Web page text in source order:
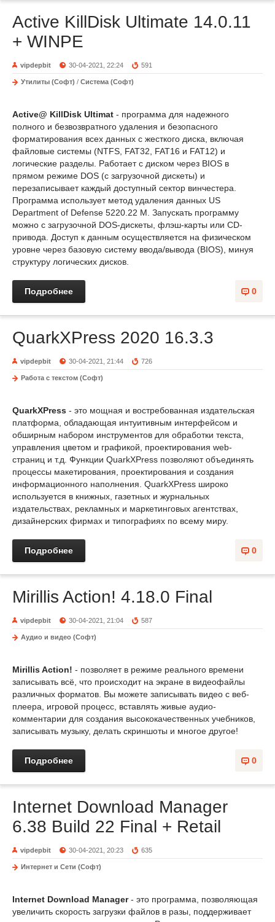
Active KillDisk Ultimate 14.0.11
+ WINPE
vipdepbit 30-04-2021, 22:24 591
Утилиты (Софт) / Система (Софт)
Active@ KillDisk Ultimat - программа для надежного
полного и безвозвратного удаления и безопасного
форматирования всех данных с жесткого диска, включая
файловые системы (NTFS, FAT32, FAT16 и FAT12) и
логические разделы. Работает с диском через BIOS в
прямом режиме DOS (с загрузочной дискеты) и
перезаписывает каждый доступный сектор винчестера.
Программа использует метод удаления данных US
Department of Defense 5220.22 M. Запускать программу
можно с загрузочной DOS-дискеты, флэш-карты или CD-
привода. Доступ к данным осуществляется на физическом
уровне через базовую систему ввода/вывода (BIOS), минуя
структуру логических дисков.
0
Подробнее
QuarkXPress 2020 16.3.3
vipdepbit 30-04-2021, 21:44 726
Работа с текстом (Софт)
QuarkXPress - это мощная и востребованная издательская
платформа, обладающая интуитивным интерфейсом и
обширным набором инструментов для обработки текста,
управления цветом и графикой, проектирования web-
страниц и т.д. Функции QuarkXPress позволяют объединять
процессы макетирования, проектирования и создания
информационного наполнения. QuarkXPress широко
используется в книжных, газетных и журнальных
издательствах, рекламных и маркетинговых агентствах,
дизайнерских фирмах и типографиях по всему миру.
0
Подробнее
Mirillis Action! 4.18.0 Final
vipdepbit 30-04-2021, 21:04 587
Аудио и видео (Софт)
Mirillis Action! - позволяет в режиме реального времени
записывать всё, что происходит на экране в видеофайлы
различных форматов. Вы можете записывать видео с веб-
плеера, игровой процесс, вставлять живые аудио-
комментарии для создания высококачественных учебников,
записывать музыку, делать скриншоты и многое другое!
0
Подробнее
Internet Download Manager
6.38 Build 22 Final + Retail
vipdepbit 30-04-2021, 20:23 635
Интернет и Сети (Софт)
Internet Download Manager- это программа, позволяющая
увеличить скорость загрузки файлов в разы, поддерживает